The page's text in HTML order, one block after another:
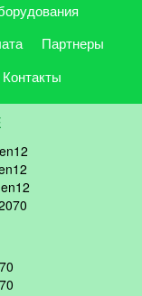
Партнеры
Контакты